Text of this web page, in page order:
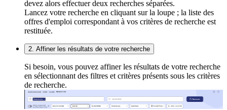
devez alors effectuer deux recherches séparées.
Lancez votre recherche en cliquant sur la loupe ; la liste des
offres d'emploi correspondant à vos critères de recherche est
restituée.
2. Affiner les résultats de votre recherche
Si besoin, vous pouvez affiner les résultats de votre recherche
en sélectionnant des filtres et critères présents sous les critères
de recherche.